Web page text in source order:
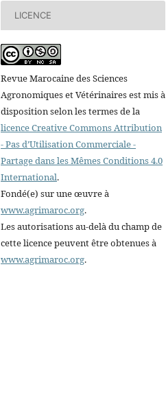
LICENCE
Revue Marocaine des Sciences
Agronomiques et Vétérinaires est mis à
disposition selon les termes de la
licence Creative Commons Attribution
- Pas d’Utilisation Commerciale -
Partage dans les Mêmes Conditions 4.0
International.
Fondé(e) sur une œuvre à
www.agrimaroc.org.
Les autorisations au-delà du champ de
cette licence peuvent être obtenues à
www.agrimaroc.org.